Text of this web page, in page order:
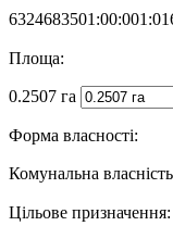
Площа:
0.2507 га
Форма власності:
Комунальна власність
Цільове призначення: